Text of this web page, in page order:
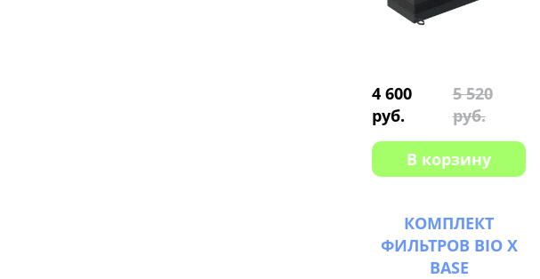
4 600
руб.
5 520
руб.
В корзину
КОМПЛЕКТ
ФИЛЬТРОВ BIO X
BASE